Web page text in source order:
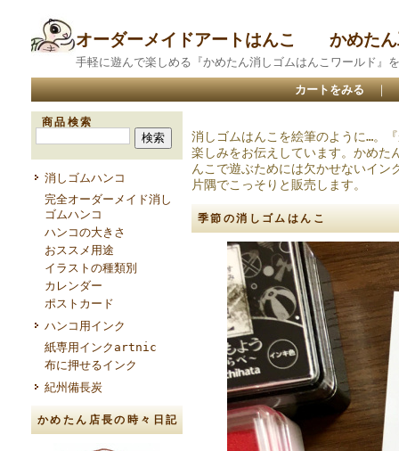
オーダーメイドアートはんこ かめたん
手軽に遊んで楽しめる『かめたん消しゴムはんこワールド』
カートをみる ｜
商品検索
消しゴムハンコ
完全オーダーメイド消し
ゴムハンコ
ハンコの大きさ
おススメ用途
イラストの種類別
カレンダー
ポストカード
ハンコ用インク
紙専用インクartnic
布に押せるインク
紀州備長炭
かめたん店長の時々日記
消しゴムはんこを絵筆のように…。
楽しみをお伝えしています。かめた
んこで遊ぶためには欠かせないイ
片隅でこっそりと販売します。
季節の消しゴムはんこ